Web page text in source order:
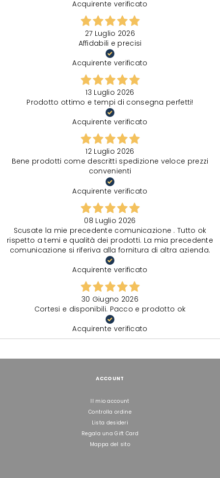
Acquirente verificato
27 Luglio 2026
Affidabili e precisi
Acquirente verificato
13 Luglio 2026
Prodotto ottimo e tempi di consegna perfetti!
Acquirente verificato
12 Luglio 2026
Bene prodotti come descritti spedizione veloce prezzi
convenienti
Acquirente verificato
08 Luglio 2026
Scusate la mie precedente comunicazione . Tutto ok
rispetto a temi e qualità dei prodotti. La mia precedente
comunicazione si riferiva alla fornitura di altra azienda.
Acquirente verificato
30 Giugno 2026
Cortesi e disponibili. Pacco e prodotto ok
Acquirente verificato
ACCOUNT
Il mio account
Controlla ordine
Lista desideri
Regala una Gift Card
Mappa del sito